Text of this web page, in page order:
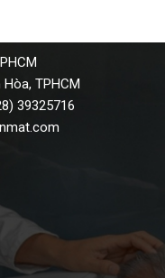
TPHCM
39325716